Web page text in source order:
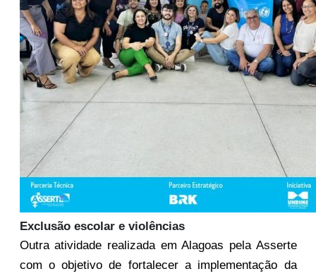
Exclusão escolar e violências
Outra atividade realizada em Alagoas pela Asserte
com o objetivo de fortalecer a implementação da